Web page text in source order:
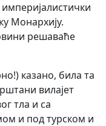
Монархију.
решаваће
казано, била та
вилајет
тла и са
и под турском и